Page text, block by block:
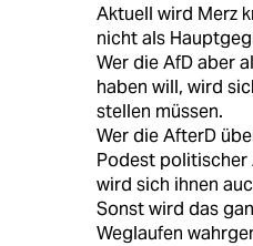
Aktuell wird Merz
nicht als
Wer die AfD aber
haben will, wird
stellen müssen.
Wer die AfterD
Podest politischer
wird sich ihnen
Sonst wird das
Weglaufen